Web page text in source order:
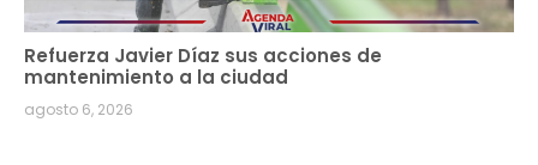
Refuerza Javier Díaz sus acciones de
mantenimiento a la ciudad
agosto 6, 2026